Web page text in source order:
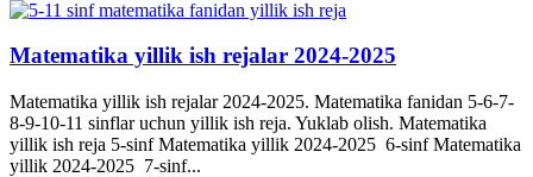
Matematika yillik ish rejalar 2024-2025
Matematika yillik ish rejalar 2024-2025. Matematika fanidan 5-6-7-
8-9-10-11 sinflar uchun yillik ish reja. Yuklab olish. Matematika
yillik ish reja 5-sinf Matematika yillik 2024-2025 6-sinf Matematika
yillik 2024-2025 7-sinf...